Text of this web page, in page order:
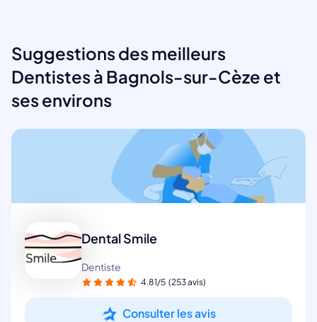
Suggestions des meilleurs
Dentistes à Bagnols-sur-Cèze et
ses environs
Dental Smile
Dentiste
4.81/5 (253 avis)
Consulter les avis